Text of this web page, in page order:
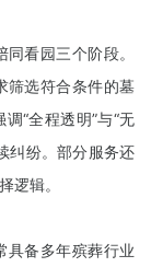
看园三个阶段。
筛选符合条件的墓
“全程透明”与“无
纠纷。部分服务还
逻辑。
具备多年殡葬行业